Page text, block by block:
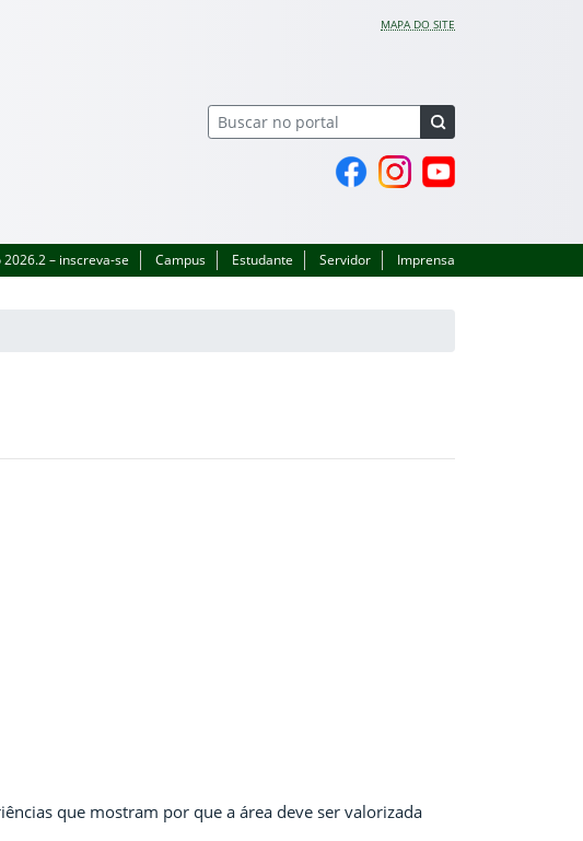
MAPA DO SITE
Página do Facebook
Perfil no Instagram
Canal no YouTube
2026.2 – inscreva-se Campus Estudante Servidor Imprensa
que mostram por que a área deve ser valorizada